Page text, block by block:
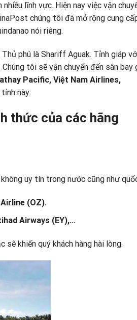
lĩnh vực. Hiện nay việc vận
chúng tôi đã mở rộng cung
nói riêng.
phú là Shariff Aguak. Tỉnh giáp
tôi sẽ vận chuyển đến sân bay
Pacific, Việt Nam Airlines,
này.
thức của các hãng
uy tín trong nước cũng như
(OZ).
Airways (EY),…
khiến quý khách hàng hài lòng.